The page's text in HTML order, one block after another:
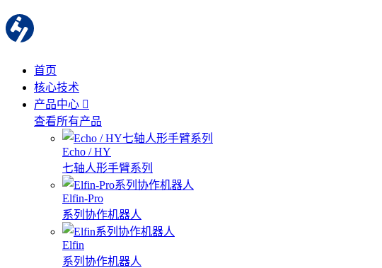
首页
核心技术
产品中心
查看所有产品
Echo / HY
七轴人形手臂系列
Elfin-Pro
系列协作机器人
Elfin
系列协作机器人